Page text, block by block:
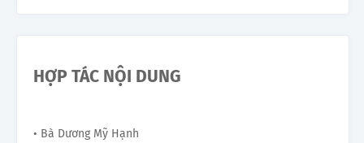
HỢP TÁC NỘI DUNG
• Bà Dương Mỹ Hạnh